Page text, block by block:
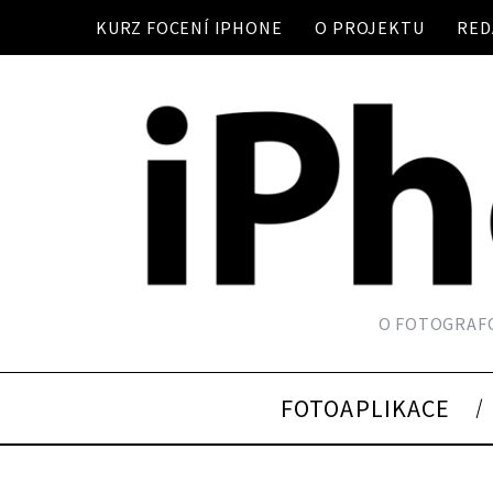
KURZ FOCENÍ IPHONE O PROJEKTU
O
FOTOAPLIKACE